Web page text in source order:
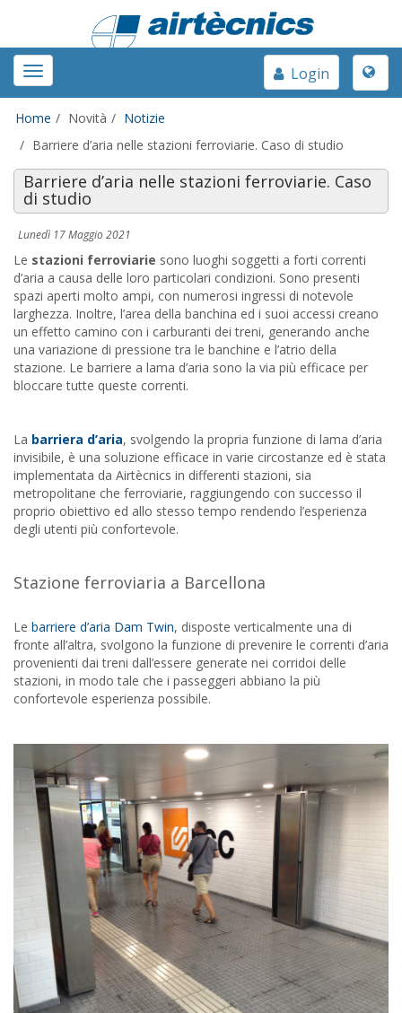
Toggle
navigation
Toggle
Login
Home Novità
Notizie
Barriere d’aria nelle stazioni ferroviarie. Caso di studio
Barriere d’aria nelle stazioni ferroviarie. Caso
di studio
Lunedì 17 Maggio 2021
Le stazioni ferroviarie sono luoghi soggetti a forti correnti
d’aria a causa delle loro particolari condizioni. Sono presenti
spazi aperti molto ampi, con numerosi ingressi di notevole
larghezza. Inoltre, l’area della banchina ed i suoi accessi creano
un effetto camino con i carburanti dei treni, generando anche
una variazione di pressione tra le banchine e l’atrio della
stazione. Le barriere a lama d’aria sono la via più efficace per
bloccare tutte queste correnti.
La barriera d’aria, svolgendo la propria funzione di lama d’aria
invisibile, è una soluzione efficace in varie circostanze ed è stata
implementata da Airtècnics in differenti stazioni, sia
metropolitane che ferroviarie, raggiungendo con successo il
proprio obiettivo ed allo stesso tempo rendendo l’esperienza
degli utenti più confortevole.
Stazione ferroviaria a Barcellona
Le barriere d’aria Dam Twin, disposte verticalmente una di
fronte all’altra, svolgono la funzione di prevenire le correnti d’aria
provenienti dai treni dall’essere generate nei corridoi delle
stazioni, in modo tale che i passeggeri abbiano la più
confortevole esperienza possibile.